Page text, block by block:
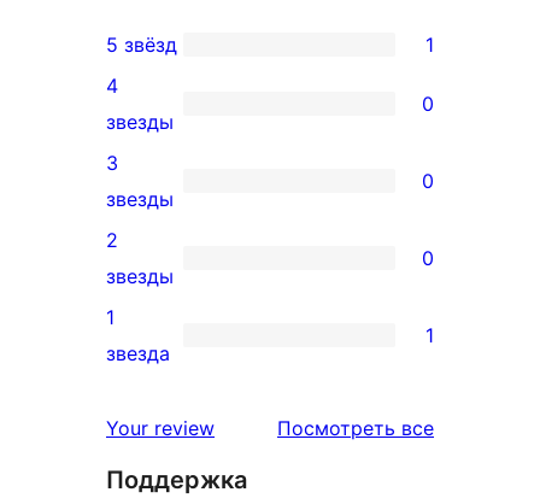
1
5-
звездный
отзыв
5 звёзд 1
0
4-
звездный
отзыв
4
звезды
0
0
3-
звездный
отзыв
3
звезды
0
0
2-
звездный
2
звезды
0
1
звездный
1
звезда
1
Your review Посмотреть всеотзывы
Поддержка